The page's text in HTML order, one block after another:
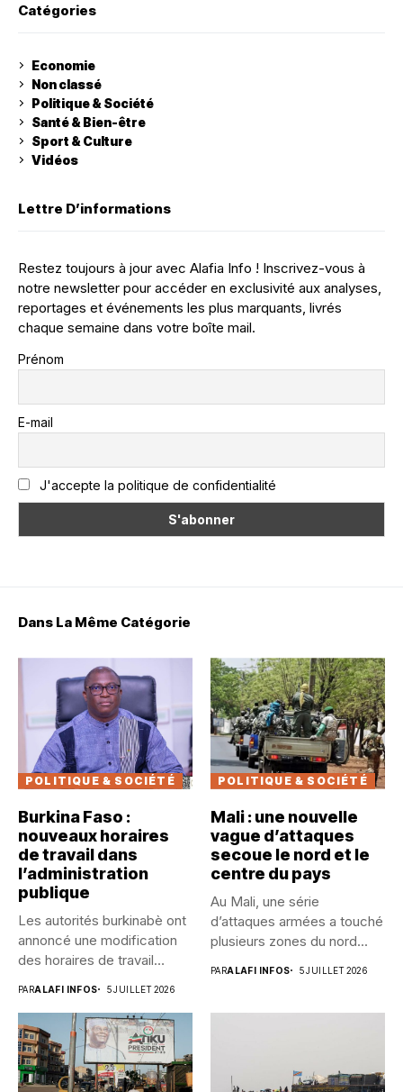
Catégories
Economie
Non classé
Politique & Société
Santé & Bien-être
Sport & Culture
Vidéos
Lettre D’informations
Restez toujours à jour avec Alafia Info ! Inscrivez-vous à
notre newsletter pour accéder en exclusivité aux analyses,
reportages et événements les plus marquants, livrés
chaque semaine dans votre boîte mail.
Prénom
E-mail
J'accepte la politique de confidentialité
Dans La Même Catégorie
POLITIQUE & SOCIÉTÉ
Burkina Faso :
nouveaux horaires
de travail dans
l’administration
publique
Les autorités burkinabè ont
annoncé une modification
des horaires de travail
PARALAFI INFOS 5 JUILLET 2026
POLITIQUE & SOCIÉTÉ
Mali : une nouvelle
vague d’attaques
secoue le nord et le
centre du pays
Au Mali, une série
d’attaques armées a touché
plusieurs zones du nord...
PARALAFI INFOS 5 JUILLET 2026